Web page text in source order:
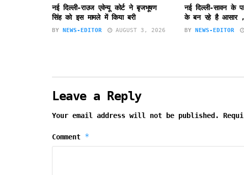
नई दिल्ली-राउज एवेन्यू कोर्ट ने बृजभूषण
सिंह को इस मामले में किया बरी
BY NEWS-EDITOR AUGUST 3, 2026
नई दिल्ली-सावन के
के बन रहे है आसार
BY NEWS-EDITOR
Leave a Reply
Your email address will not be published.
Comment *